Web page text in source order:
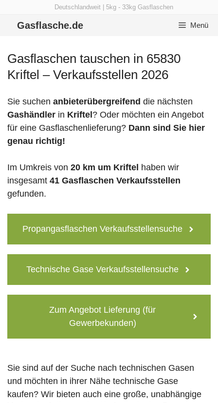
Deutschlandweit | 5kg - 33kg Gasflaschen
Gasflasche.de Menü
Gasflaschen tauschen in 65830
Kriftel – Verkaufsstellen 2026
Sie suchen anbieterübergreifend die nächsten
Gashändler in Kriftel ? Oder möchten ein Angebot
für eine Gasflaschenlieferung? Dann sind Sie hier
genau richtig!
Im Umkreis von 20 km um Kriftel haben wir
insgesamt 41 Gasflaschen Verkaufsstellen
gefunden.
Propangasflaschen Verkaufsstellensuche
Technische Gase Verkaufsstellensuche
Zum Angebot Lieferung (für
Gewerbekunden)
Sie sind auf der Suche nach technischen Gasen
und möchten in ihrer Nähe technische Gase
kaufen? Wir bieten auch eine große, unabhängige